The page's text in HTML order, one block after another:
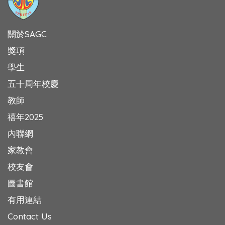
關於SAGC
獎項
學生
五十周年校慶
教師
禧年2025
內聯網
家教會
校友會
圖書館
有用連結
Contact Us